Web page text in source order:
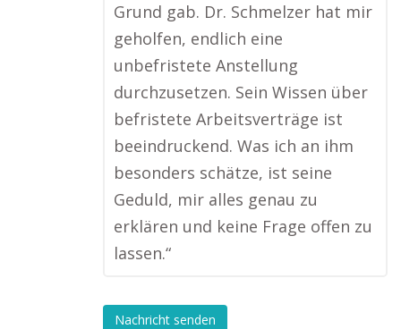
Grund gab. Dr. Schmelzer hat mir
geholfen, endlich eine
unbefristete Anstellung
durchzusetzen. Sein Wissen über
befristete Arbeitsverträge ist
beeindruckend. Was ich an ihm
besonders schätze, ist seine
Geduld, mir alles genau zu
erklären und keine Frage offen zu
lassen.“
Nachricht senden